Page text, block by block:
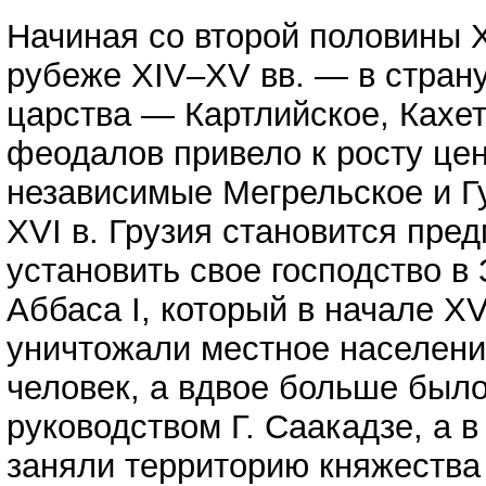
Начиная со второй половины
рубеже XIV–XV вв. — в
царства — Картлийское,
феодалов привело к росту
независимые Мегрельское и
XVI в. Грузия становится
установить свое господство
Аббаса I, который в начале
уничтожали местное
человек, а вдвое больше
руководством Г. Саакадзе, а
заняли территорию